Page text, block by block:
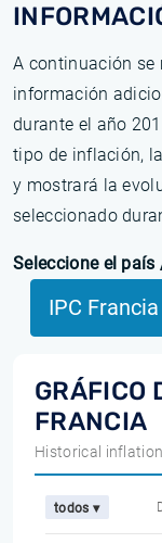
A continuación se
información
durante el año
tipo de inflación,
y mostrará la
seleccionado
Seleccione el
IPC Francia
GRÁFICO
FRANCIA
Historical
todos ▾